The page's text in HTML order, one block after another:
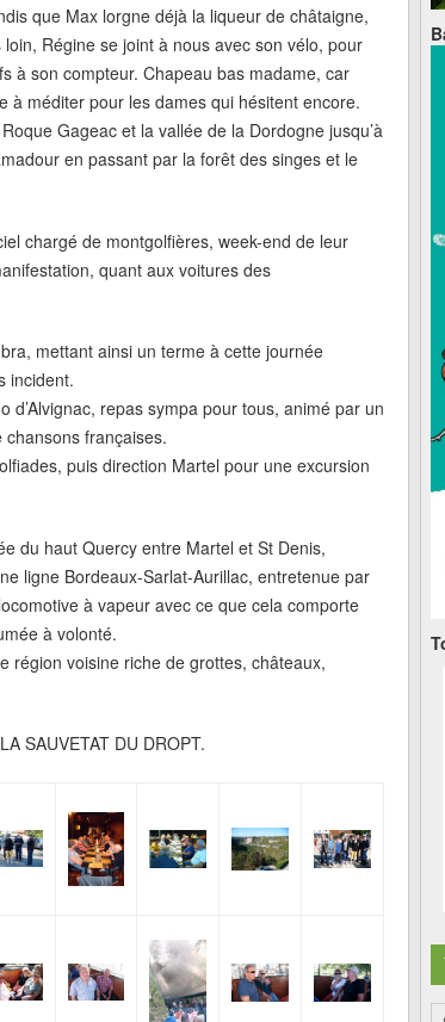
que Max lorgne déjà la liqueur de châtaigne,
Régine se joint à nous avec son vélo, pour
à son compteur. Chapeau bas madame, car
à méditer pour les dames qui hésitent encore.
Gageac et la vallée de la Dordogne jusqu’à
en passant par la forêt des singes et le
chargé de montgolfières, week-end de leur
quant aux voitures des
mettant ainsi un terme à cette journée
incident.
repas sympa pour tous, animé par un
françaises.
puis direction Martel pour une excursion
du haut Quercy entre Martel et St Denis,
ligne Bordeaux-Sarlat-Aurillac, entretenue par
à vapeur avec ce que cela comporte
à volonté.
région voisine riche de grottes, châteaux,
SAUVETAT DU DROPT.